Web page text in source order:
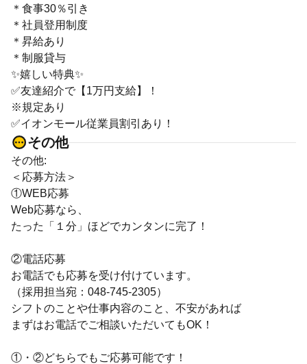
＊食事30％引き
＊社員登用制度
＊昇給あり
＊制服貸与
✨嬉しい特典✨
✅友達紹介で【1万円支給】！
※規定あり
✅イオンモール従業員割引あり！
その他
その他:
＜応募方法＞
①WEB応募
Web応募なら、
たった「１分」ほどでカンタンに完了！
②電話応募
お電話でも応募を受け付けています。
（採用担当宛：048-745-2305）
シフトのことや仕事内容のこと、不安があれば
まずはお電話でご相談いただいてもOK！
①・②どちらでもご応募可能です！